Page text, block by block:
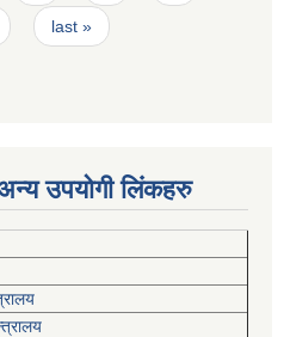
last »
उपयोगी लिंकहरु